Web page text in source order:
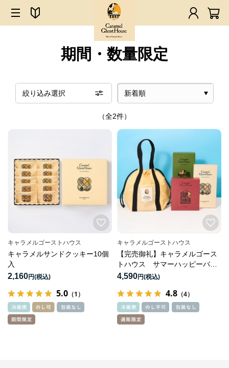
期間・数量限定
絞り込み選択
（全2件）
キャラメルゴーストハウス
キャラメルサンドクッキー10個
入
2,160円
5.0 （1）
キャラメルゴーストハウス
【完売御礼】キャラメルゴース
トハウス サマーハッピーバッ
グ2026
4,590円
4.8 （4）